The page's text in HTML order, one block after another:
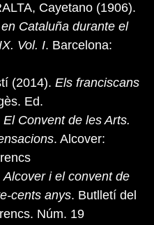
Cayetano (1906).
Cataluña durante el
Vol. I. Barcelona:
(2014). Els franciscans
Ed.
El Convent de les Arts.
. Alcover:
Alcover i el convent de
cents anys. Butlletí del
Núm. 19